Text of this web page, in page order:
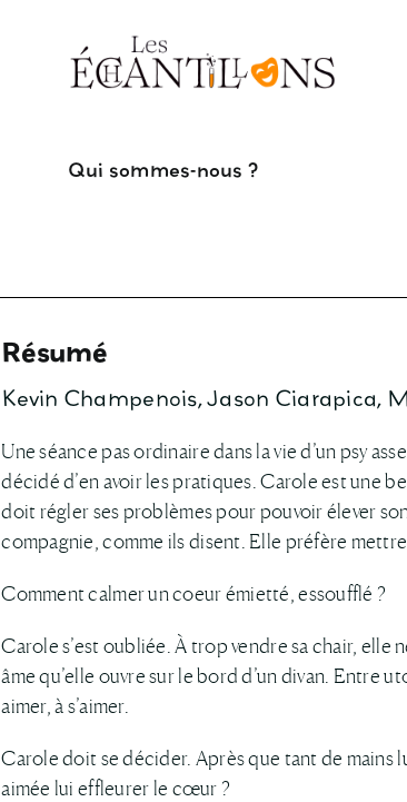
Qui sommes-nous ?
Résumé
Kevin Champenois, Jason Ciarapica,
Une séance pas ordinaire dans la vie d’un psy
décidé d’en avoir les pratiques. Carole est une
doit régler ses problèmes pour pouvoir élever
compagnie, comme ils disent. Elle préfère
Comment calmer un coeur émietté, essoufflé ?
Carole s’est oubliée. À trop vendre sa chair, elle
âme qu’elle ouvre sur le bord d’un divan. Entre
aimer, à s’aimer.
Carole doit se décider. Après que tant de mains
aimée lui effleurer le cœur ?